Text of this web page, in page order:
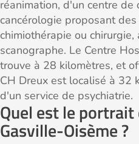
réanimation, d'un centre
cancérologie proposant
chimiothérapie ou
scanographe. Le Centre
trouve à 28 kilomètres, et
CH Dreux est localisé à 32
d'un service de psychiatrie.
Quel est le
Gasville-Oisème ?